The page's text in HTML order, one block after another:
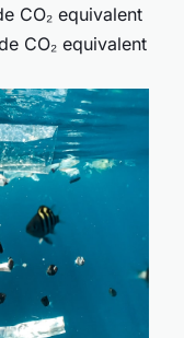
CO₂ equivalent
CO₂ equivalent